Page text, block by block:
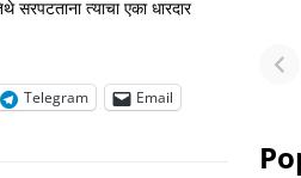
सरपटताना त्याचा एका धारदार
Telegram Email